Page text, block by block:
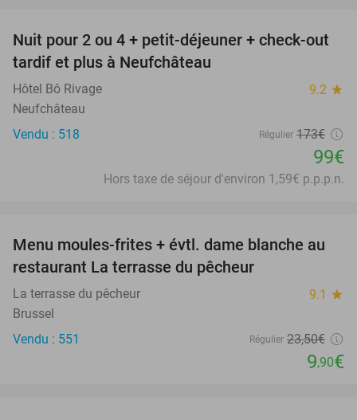
43%
Nuit pour 2 ou 4 + petit-déjeuner + check-out
tardif et plus à Neufchâteau
Hôtel Bô Rivage 9.2 star
Neufchâteau
Vendu : 518
Régulier 173€
99€
Hors taxe de séjour d'environ 1,59€ p.p.p.n.
58%
Menu moules-frites + évtl. dame blanche au
restaurant La terrasse du pêcheur
La terrasse du pêcheur 9.1 star
Brussel
Vendu : 551
Régulier 23,50€
9,90€